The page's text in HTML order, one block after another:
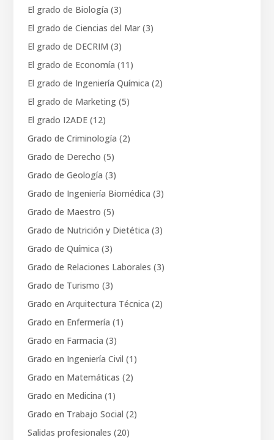
El grado de Biología (3)
El grado de Ciencias del Mar(3)
El grado de DECRIM (3)
El grado de Economía (11)
El grado de Ingeniería Química (2)
El grado de Marketing(5)
El grado I2ADE(12)
Grado de Criminología (2)
Grado de Derecho (5)
Grado de Geología (3)
Grado de Ingeniería Biomédica (3)
Grado de Maestro (5)
Grado de Nutrición y Dietética (3)
Grado de Química (3)
Grado de Relaciones Laborales (3)
Grado de Turismo (3)
Grado en Arquitectura Técnica (2)
Grado en Enfermería (1)
Grado en Farmacia (3)
Grado en Ingeniería Civil (1)
Grado en Matemáticas (2)
Grado en Medicina (1)
Grado en Trabajo Social (2)
Salidas profesionales (20)